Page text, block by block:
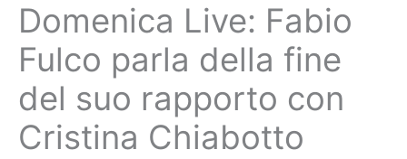
Domenica Live: Fabio
Fulco parla della fine
del suo rapporto con
Cristina Chiabotto